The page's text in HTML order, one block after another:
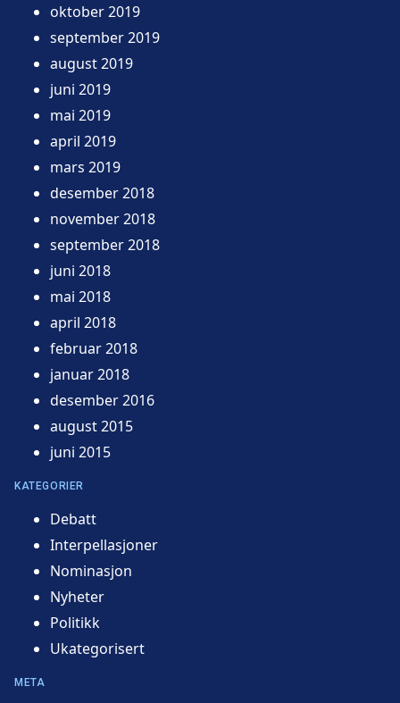
oktober 2019
september 2019
august 2019
juni 2019
mai 2019
april 2019
mars 2019
desember 2018
november 2018
september 2018
juni 2018
mai 2018
april 2018
februar 2018
januar 2018
desember 2016
august 2015
juni 2015
KATEGORIER
Debatt
Interpellasjoner
Nominasjon
Nyheter
Politikk
Ukategorisert
META